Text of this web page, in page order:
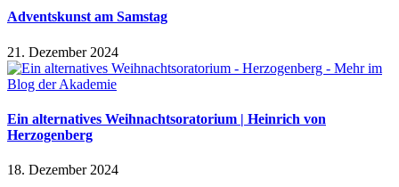
Adventskunst am Samstag
21. Dezember 2024
Ein alternatives Weihnachtsoratorium | Heinrich von
Herzogenberg
18. Dezember 2024